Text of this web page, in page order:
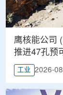
鹰核能公司
推进47孔预
工业 2026-